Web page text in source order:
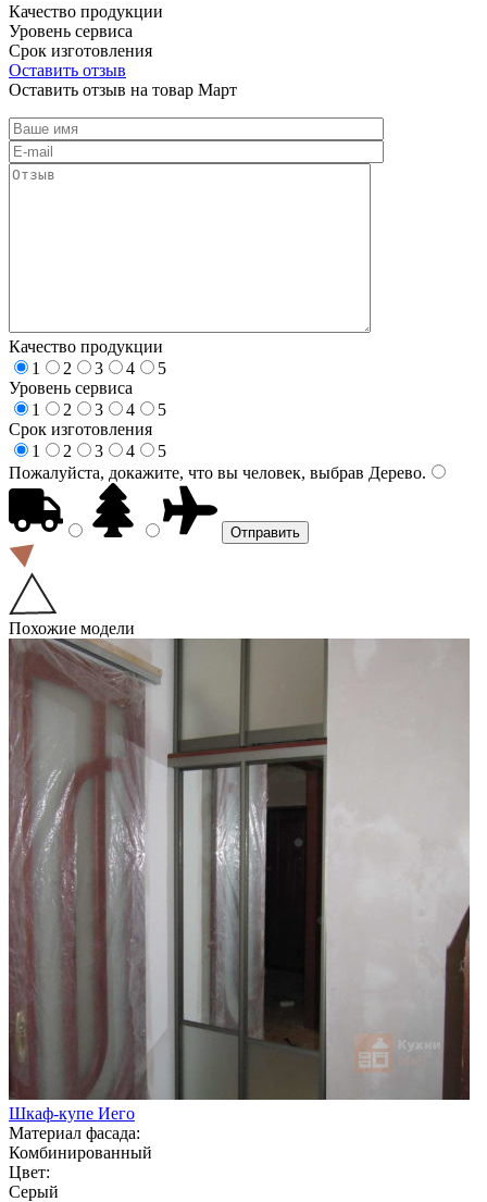
Качество продукции
Уровень сервиса
Срок изготовления
Оставить отзыв
Оставить отзыв на товар Март
Качество продукции
1
2 3 4
5
Уровень сервиса
1
2 3 4
5
Срок изготовления
1
2 3 4
5
Пожалуйста, докажите, что вы человек, выбрав Дерево.
Похожие модели
Шкаф-купе Иего
Материал фасада:
Комбинированный
Цвет:
Серый